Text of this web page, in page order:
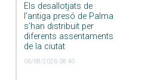
Els desallotjats de
l’antiga presó de Palma
s’han distribuït per
diferents assentaments
de la ciutat
06/08/2026 08:40